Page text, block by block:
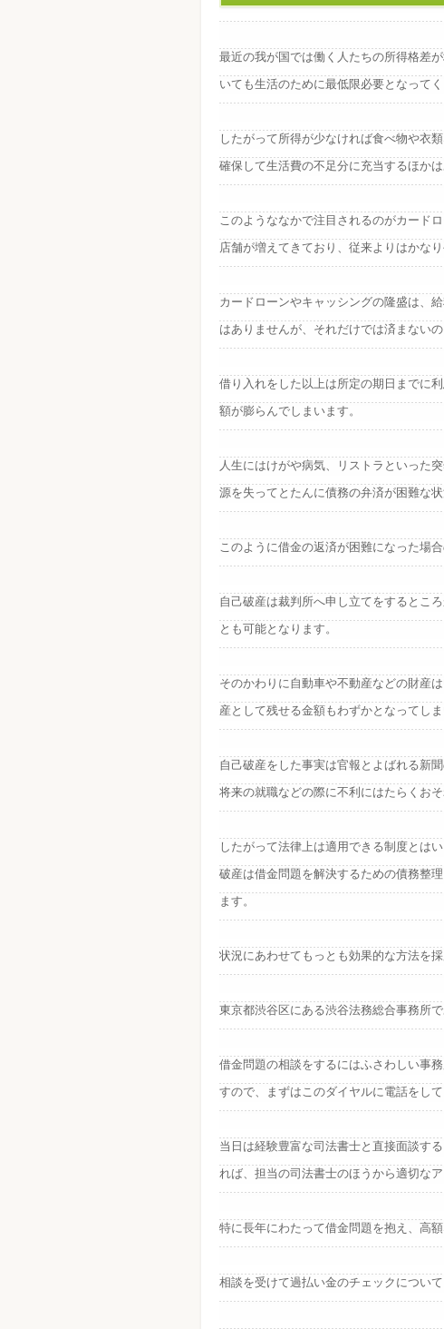
最近の我が国では働く人たちの所得格差
いても生活のために最低限必要となって
したがって所得が少なければ食べ物や衣
確保して生活費の不足分に充当するほかは
このようななかで注目されるのがカード
店舗が増えてきており、従来よりはかな
カードローンやキャッシングの隆盛は、
はありませんが、それだけでは済まないの
借り入れをした以上は所定の期日までに
額が膨らんでしまいます。
人生にはけがや病気、リストラといった
源を失ってとたんに債務の弁済が困難な状
このように借金の返済が困難になった場
自己破産は裁判所へ申し立てをするとこ
とも可能となります。
そのかわりに自動車や不動産などの財産
産として残せる金額もわずかとなってしま
自己破産をした事実は官報とよばれる新
将来の就職などの際に不利にはたらくおそ
したがって法律上は適用できる制度とは
破産は借金問題を解決するための債務整
ます。
状況にあわせてもっとも効果的な方法を
東京都渋谷区にある渋谷法務総合事務所
借金問題の相談をするにはふさわしい事
すので、まずはこのダイヤルに電話をし
当日は経験豊富な司法書士と直接面談す
れば、担当の司法書士のほうから適切なア
特に長年にわたって借金問題を抱え、高
相談を受けて過払い金のチェックについて